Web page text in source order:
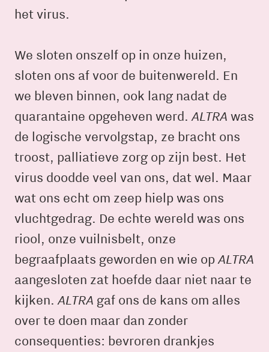
het virus.
We sloten onszelf op in onze huizen,
sloten ons af voor de buitenwereld. En
we bleven binnen, ook lang nadat de
quarantaine opgeheven werd. ALTRA was
de logische vervolgstap, ze bracht ons
troost, palliatieve zorg op zijn best. Het
virus doodde veel van ons, dat wel. Maar
wat ons echt om zeep hielp was ons
vluchtgedrag. De echte wereld was ons
riool, onze vuilnisbelt, onze
begraafplaats geworden en wie opALTRA
aangesloten zat hoefde daar niet naar te
kijken. ALTRA gaf ons de kans om alles
over te doen maar dan zonder
consequenties: bevroren drankjes